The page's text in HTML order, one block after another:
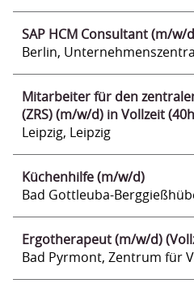
SAP HCM Consultant (m/w/
Berlin,
Mitarbeiter für den
(ZRS) (m/w/d) in Vollzeit
Leipzig, Leipzig
Küchenhilfe (m/w/d)
Bad Gottleuba-
Ergotherapeut (m/w/d)
Bad Pyrmont, Zentrum für